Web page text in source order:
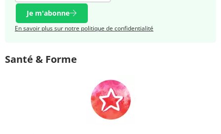
Je m'abonne
En savoir plus sur notre politique de confidentialité
Santé & Forme